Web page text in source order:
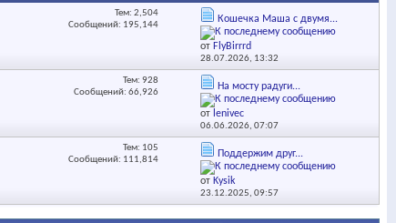
Тем: 2,504
Сообщений: 195,144
Кошечка Маша с двумя...
от FlyBirrrd
28.07.2026, 13:32
Тем: 928
Сообщений: 66,926
На мосту радуги...
от lenivec
06.06.2026,07:07
Тем: 105
Сообщений: 111,814
Поддержим друг...
от Kysik
23.12.2025,09:57